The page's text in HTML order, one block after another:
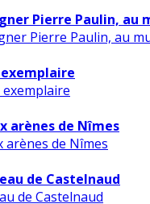
Pierre Paulin, au
arènes de Nîmes
de Castelnaud